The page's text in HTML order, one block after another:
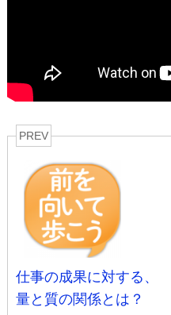
PREV
仕事の成果に対する、
量と質の関係とは？